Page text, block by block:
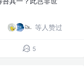
等人赞过
5